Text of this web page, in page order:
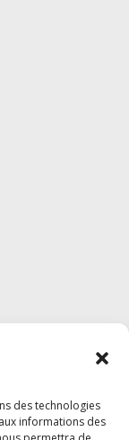
des technologies
informations des